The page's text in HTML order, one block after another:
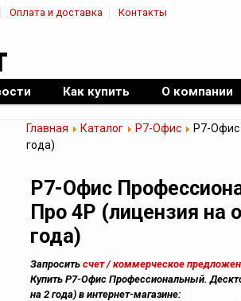
Оплата и доставка Контакты
Как купить О компании
Главная Каталог Р7-Офис
Р7-Офис
года)
Р7-Офис
Про 4Р (лицензия на
года)
Запросить счет / коммерческое
Купить Р7-Офис Профессиональный.
на 2 года) в интернет-магазине: